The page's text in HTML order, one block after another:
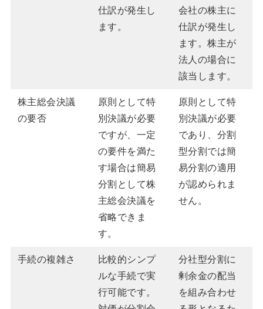
仕訳が発生し
ます。
会社の株主に
仕訳が発生し
ます。株主が
法人の場合に
該当します。
株主総会決議
の要否
原則として特
別決議が必要
ですが、一定
の要件を満た
す場合は簡易
分割として株
主総会決議を
省略できま
す。
原則として特
別決議が必要
であり、分割
型分割では簡
易分割の適用
が認められま
せん。
手続の複雑さ
比較的シンプ
ルな手続で実
行可能です。
分社型分割に
剰余金の配当
を組み合わせ